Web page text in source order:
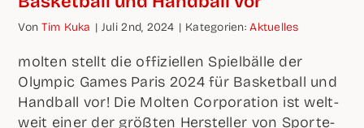
VonTim Kuka | Juli 2nd, 2024 | Kate­go­rien:Aktu­el­les
mol­ten stellt die offi­zi­el­len Spiel­bäl­le der
Olym­pic Games Paris 2024 für Bas­ket­ball und
Hand­ball vor! Die Mol­ten Cor­po­ra­ti­on ist welt­
weit einer der größ­ten Her­stel­ler von Spor­t­e­